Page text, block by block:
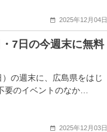
2025年12月04日
7日の今週末に無料
の週末に、広島県をはじ
要のイベントのなか…
2025年12月03日